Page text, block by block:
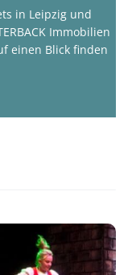
in Leipzig und
Immobilien
einen Blick finden